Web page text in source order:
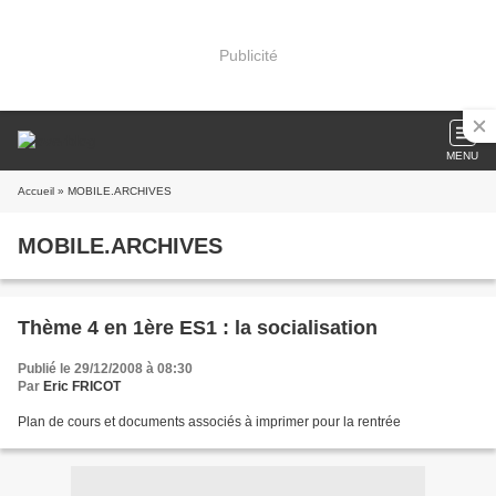
Publicité
MENU
Accueil » MOBILE.ARCHIVES
MOBILE.ARCHIVES
Thème 4 en 1ère ES1 : la socialisation
Publié le 29/12/2008 à 08:30
Par Eric FRICOT
Plan de cours et documents associés à imprimer pour la rentrée